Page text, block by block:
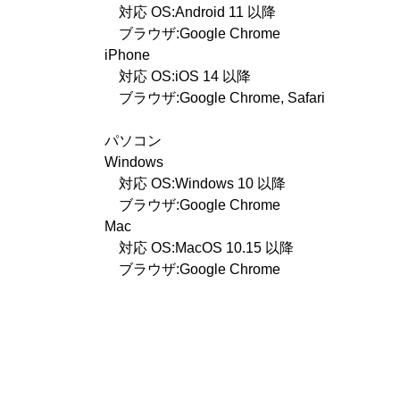
対応 OS:Android 11 以降
ブラウザ:Google Chrome
iPhone
対応 OS:iOS 14 以降
ブラウザ:Google Chrome, Safari
パソコン
Windows
対応 OS:Windows 10 以降
ブラウザ:Google Chrome
Mac
対応 OS:MacOS 10.15 以降
ブラウザ:Google Chrome